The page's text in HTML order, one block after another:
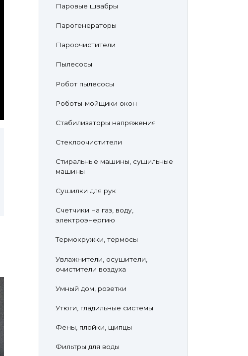
Паровые швабры
Парогенераторы
Пароочистители
Пылесосы
Робот пылесосы
Роботы-мойщики окон
Стабилизаторы напряжения
Стеклоочистители
Стиральные машины, сушильные
машины
Сушилки для рук
Счетчики на газ, воду,
электроэнергию
Термокружки, термосы
Увлажнители, осушители,
очистители воздуха
Умный дом, розетки
Утюги, гладильные системы
Фены, плойки, щипцы
Фильтры для воды